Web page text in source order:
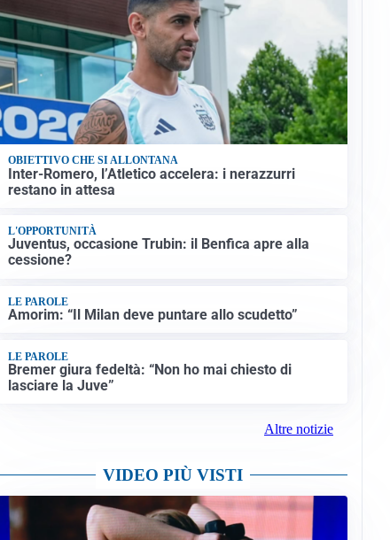
OBIETTIVO CHE SI ALLONTANA
Inter-Romero, l’Atletico accelera: i nerazzurri
restano in attesa
L'OPPORTUNITÀ
Juventus, occasione Trubin: il Benfica apre alla
cessione?
LE PAROLE
Amorim: “Il Milan deve puntare allo scudetto”
LE PAROLE
Bremer giura fedeltà: “Non ho mai chiesto di
lasciare la Juve”
Altre notizie
VIDEO PIÙ VISTI